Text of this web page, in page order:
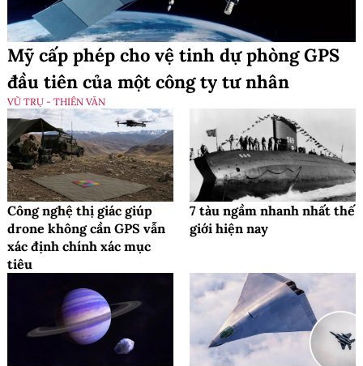
Mỹ cấp phép cho vệ tinh dự phòng GPS
đầu tiên của một công ty tư nhân
VŨ TRỤ - THIÊN VĂN
Công nghệ thị giác giúp
drone không cần GPS vẫn
xác định chính xác mục
tiêu
7 tàu ngầm nhanh nhất thế
giới hiện nay